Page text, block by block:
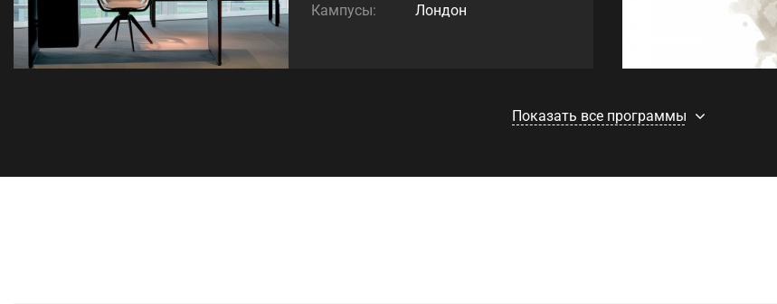
Кампусы: Лондон
Показать все программы